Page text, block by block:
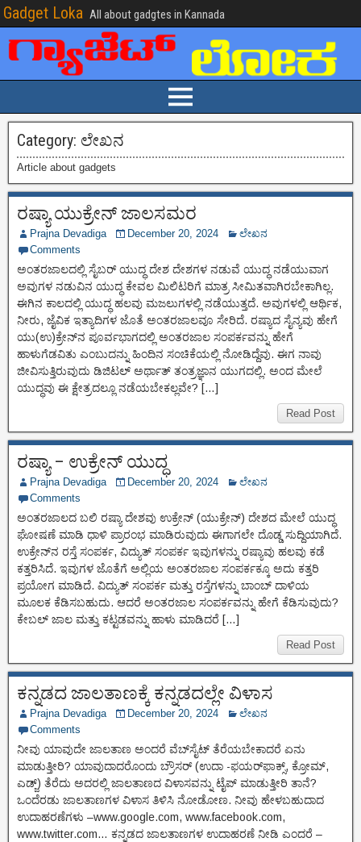
Gadget Loka All about gadgtes in Kannada
Category: ಲೇಖನ
Article about gadgets
ರಷ್ಯಾ ಯುಕ್ರೇನ್ ಜಾಲಸಮರ
Prajna Devadiga December 20, 2024
ಲೇಖನ
Comments
ಅಂತರಜಾಲದಲ್ಲಿ ಸೈಬರ್ ಯುದ್ಧ ದೇಶ ದೇಶಗಳ ನಡುವೆ ಯುದ್ಧ ನಡೆಯುವಾಗ
ಅವುಗಳ ನಡುವಿನ ಯುದ್ಧ ಕೇವಲ ಮಿಲಿಟರಿಗೆ ಮಾತ್ರ ಸೀಮಿತವಾಗಿರಬೇಕಾಗಿಲ್ಲ.
ಈಗಿನ ಕಾಲದಲ್ಲಿ ಯುದ್ಧ ಹಲವು ಮಜಲುಗಳಲ್ಲಿ ನಡೆಯುತ್ತದೆ. ಅವುಗಳಲ್ಲಿ ಆರ್ಥಿಕ,
ನೀರು, ಜೈವಿಕ ಇತ್ಯಾದಿಗಳ ಜೊತೆ ಅಂತರಜಾಲವೂ ಸೇರಿದೆ. ರಷ್ಯಾದ ಸೈನ್ಯವು ಹೇಗೆ
ಯು(ಉ)ಕ್ರೇನ್‌ನ ಪೂರ್ವಭಾಗದಲ್ಲಿ ಅಂತರಜಾಲ ಸಂಪರ್ಕವನ್ನು ಹೇಗೆ
ಹಾಳುಗೆಡವಿತು ಎಂಬುದನ್ನು ಹಿಂದಿನ ಸಂಚಿಕೆಯಲ್ಲಿ ನೋಡಿದ್ದೆವು. ಈಗ ನಾವು
ಜೀವಿಸುತ್ತಿರುವುದು ಡಿಜಿಟಲ್ ಅರ್ಥಾತ್ ತಂತ್ರಜ್ಞಾನ ಯುಗದಲ್ಲಿ. ಅಂದ ಮೇಲೆ
ಯುದ್ಧವು ಈ ಕ್ಷೇತ್ರದಲ್ಲೂ ನಡೆಯಬೇಕಲ್ಲವೇ? […]
Read Post
ರಷ್ಯಾ – ಉಕ್ರೇನ್ ಯುದ್ಧ
Prajna Devadiga December 20, 2024
ಲೇಖನ
Comments
ಅಂತರಜಾಲದ ಬಲಿ ರಷ್ಯಾ ದೇಶವು ಉಕ್ರೇನ್ (ಯುಕ್ರೇನ್) ದೇಶದ ಮೇಲೆ ಯುದ್ಧ
ಘೋಷಣೆ ಮಾಡಿ ಧಾಳಿ ಪ್ರಾರಂಭ ಮಾಡಿರುವುದು ಈಗಾಗಲೇ ದೊಡ್ಡ ಸುದ್ದಿಯಾಗಿದೆ.
ಉಕ್ರೇನ್‌ನ ರಸ್ತೆ ಸಂಪರ್ಕ, ವಿದ್ಯುತ್ ಸಂಪರ್ಕ ಇವುಗಳನ್ನು ರಷ್ಯಾವು ಹಲವು ಕಡೆ
ಕತ್ತರಿಸಿದೆ. ಇವುಗಳ ಜೊತೆಗೆ ಅಲ್ಲಿಯ ಅಂತರಜಾಲ ಸಂಪರ್ಕಕ್ಕೂ ಅದು ಕತ್ತರಿ
ಪ್ರಯೋಗ ಮಾಡಿದೆ. ವಿದ್ಯುತ್ ಸಂಪರ್ಕ ಮತ್ತು ರಸ್ತೆಗಳನ್ನು ಬಾಂಬ್ ದಾಳಿಯ
ಮೂಲಕ ಕೆಡಿಸಬಹುದು. ಆದರೆ ಅಂತರಜಾಲ ಸಂಪರ್ಕವನ್ನು ಹೇಗೆ ಕೆಡಿಸುವುದು?
ಕೇಬಲ್ ಜಾಲ ಮತ್ತು ಕಟ್ಟಡವನ್ನು ಹಾಳು ಮಾಡಿದರೆ […]
Read Post
ಕನ್ನಡದ ಜಾಲತಾಣಕ್ಕೆ ಕನ್ನಡದಲ್ಲೇ ವಿಳಾಸ
Prajna Devadiga December 20, 2024
ಲೇಖನ
Comments
ನೀವು ಯಾವುದೇ ಜಾಲತಾಣ ಅಂದರೆ ವೆಬ್‌ಸೈಟ್ ತೆರೆಯಬೇಕಾದರೆ ಏನು
ಮಾಡುತ್ತೀರಿ? ಯಾವುದಾದರೊಂದು ಬ್ರೌಸರ್ (ಉದಾ -ಫಯರ್‌ಫಾಕ್ಸ್, ಕ್ರೋಮ್,
ಎಡ್ಜ್) ತೆರೆದು ಅದರಲ್ಲಿ ಜಾಲತಾಣದ ವಿಳಾಸವನ್ನು ಟೈಪ್ ಮಾಡುತ್ತೀರಿ ತಾನೆ?
ಒಂದೆರಡು ಜಾಲತಾಣಗಳ ವಿಳಾಸ ತಿಳಿಸಿ ನೋಡೋಣ. ನೀವು ಹೇಳಬಹುದಾದ
ಉದಾಹರಣೆಗಳು –www.google.com, www.facebook.com,
www.twitter.com… ಕನ್ನಡದ ಜಾಲತಾಣಗಳ ಉದಾಹರಣೆ ನೀಡಿ ಎಂದರೆ –